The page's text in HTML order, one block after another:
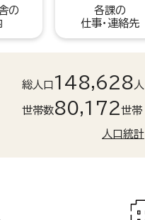
の
各課の
仕事・連絡先
総人口 148,628 人
世帯数80,172世帯
人口統計